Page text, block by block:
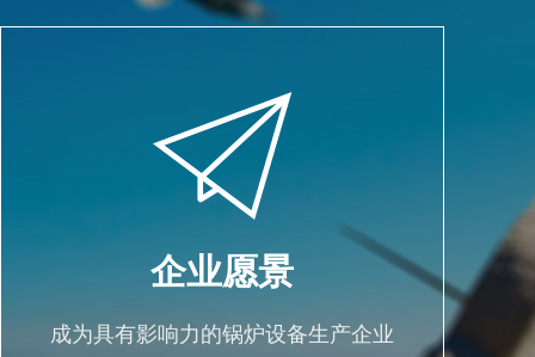
企业愿景
成为具有影响力的锅炉设备生产企业